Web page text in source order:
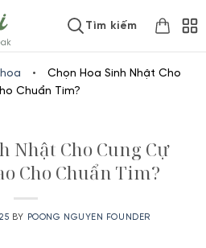
Tìm kiếm
•
Chọn Hoa Sinh Nhật Cho
Chuẩn Tim?
Nhật Cho Cung Cự
Cho Chuẩn Tim?
BY POONG NGUYEN FOUNDER